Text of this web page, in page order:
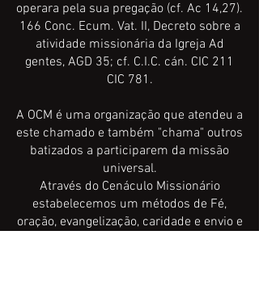
operara pela sua pregação (cf. Ac 14,27).
166 Conc. Ecum. Vat. II, Decreto sobre a
atividade missionária da Igreja Ad
gentes, AGD 35; cf. C.I.C. cán. CIC 211
CIC 781.
A OCM é uma organização que atendeu a
este chamado e também "chama" outros
batizados a participarem da missão
universal.
Através do Cenáculo Missionário
estabelecemos um métodos de Fé,
oração, evangelização, caridade e envio e